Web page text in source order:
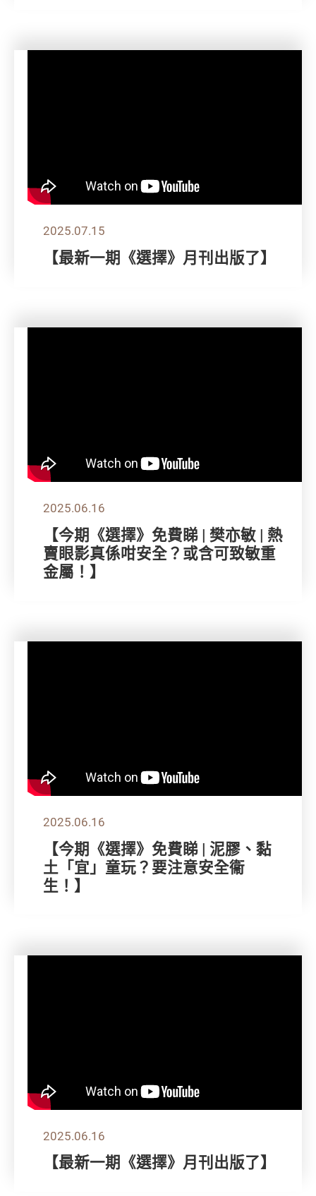
2025.07.15
【最新一期《選擇》月刊出版了】
2025.06.16
【今期《選擇》免費睇 | 樊亦敏 | 熱
賣眼影真係咁安全？或含可致敏重
金屬！】
2025.06.16
【今期《選擇》免費睇 | 泥膠、黏
土「宜」童玩？要注意安全衞
生！】
2025.06.16
【最新一期《選擇》月刊出版了】